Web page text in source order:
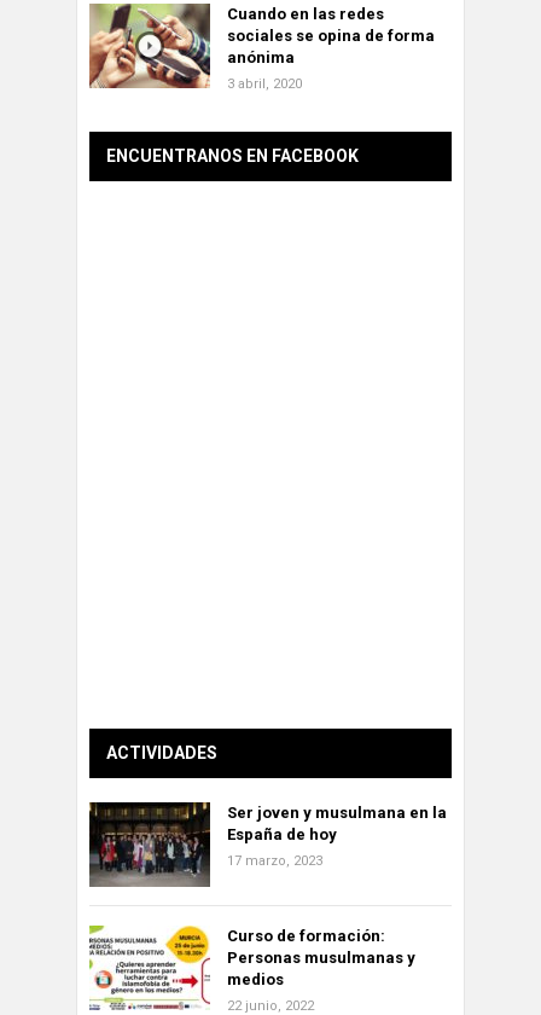
Cuando en las redes
sociales se opina de forma
anónima
3 abril, 2020
ENCUENTRANOS EN FACEBOOK
ACTIVIDADES
Ser joven y musulmana en la
España de hoy
17 marzo, 2023
Curso de formación:
Personas musulmanas y
medios
22 junio, 2022